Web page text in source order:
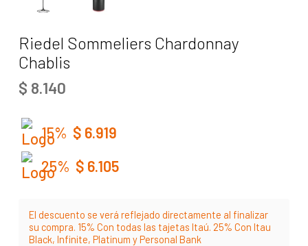
Riedel Sommeliers Chardonnay
Chablis
$ 8.140
15% $ 6.919
25% $ 6.105
El descuento se verá reflejado directamente al finalizar
su compra. 15% Con todas las tajetas Itaú. 25% Con Itau
Black, Infinite, Platinum y Personal Bank